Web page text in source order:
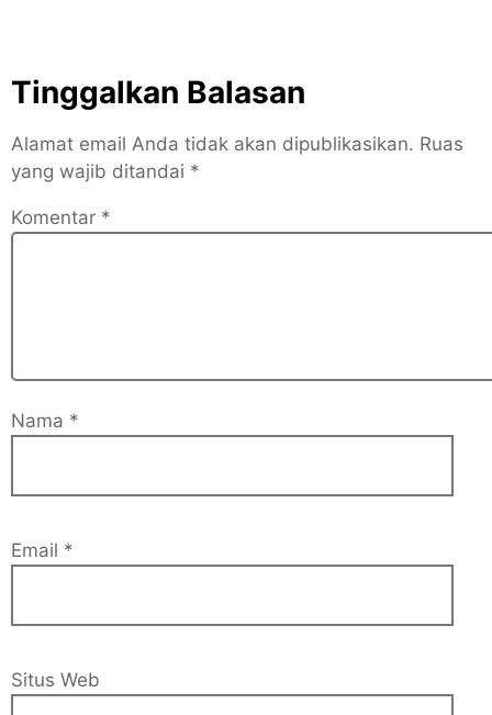
Tinggalkan Balasan
Alamat email Anda tidak akan dipublikasikan. Ruas
yang wajib ditandai *
Komentar *
Nama *
Email *
Situs Web